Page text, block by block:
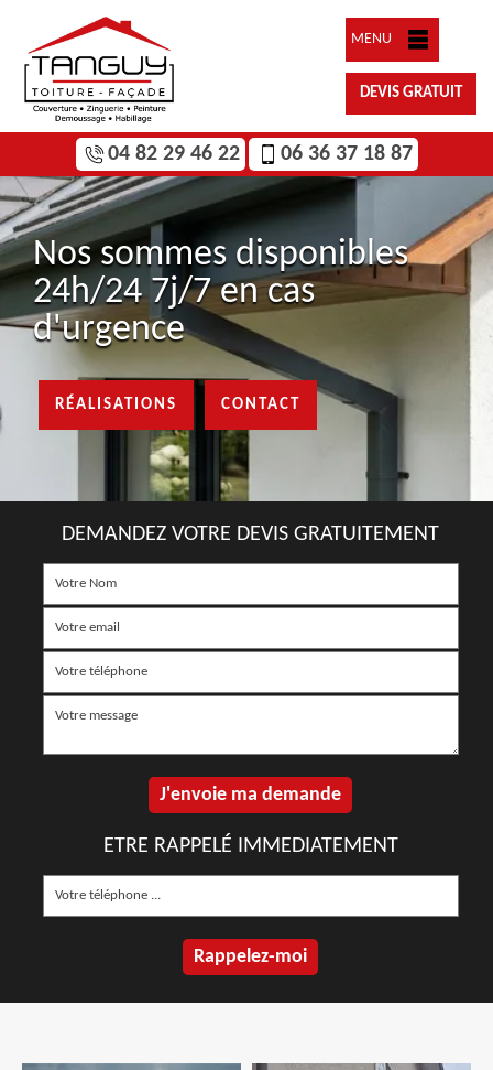
MENU
DEVIS GRATUIT
04 82 29 46 22 06 36 37 18 87
Nos sommes disponibles
24h/24 7j/7 en cas
d'urgence
RÉALISATIONS CONTACT
DEMANDEZ VOTRE DEVIS GRATUITEMENT
ETRE RAPPELÉ IMMEDIATEMENT